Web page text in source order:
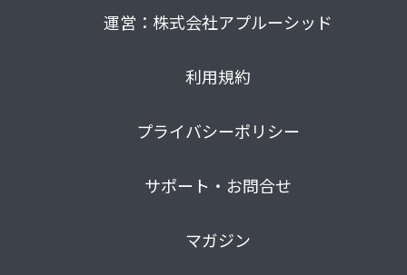
運営：株式会社アプルーシッド
利用規約
プライバシーポリシー
サポート・お問合せ
マガジン